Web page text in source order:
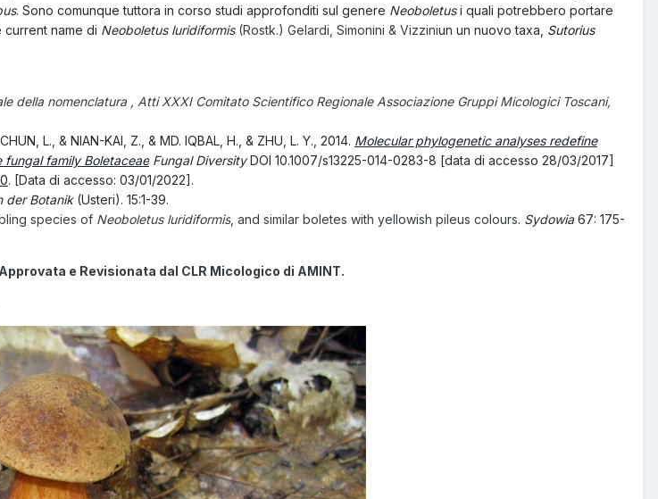
. Sono comunque tuttora in corso studi approfonditi sul genere Neoboletus i quali potrebbero portare
name di Neoboletus luridiformis (Rostk.) Gelardi, Simonini & Vizziniun un nuovo taxa, Sutorius
della nomenclatura , Atti XXXI Comitato Scientifico Regionale Associazione Gruppi Micologici Toscani,
L., & NIAN-KAI, Z., & MD. IQBAL, H., & ZHU, L. Y., 2014. Molecular phylogenetic analyses redefine
fungal family Boletaceae Fungal Diversity DOI 10.1007/s13225-014-0283-8 [data di accesso 28/03/2017]
. [Data di accesso: 03/01/2022].
der Botanik (Usteri). 15:1-39.
species of Neoboletus luridiformis , and similar boletes with yellowish pileus colours. Sydowia 67: 175-
e Revisionata dal CLR Micologico di AMINT.